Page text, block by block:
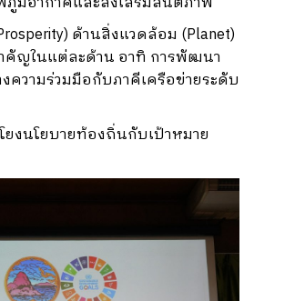
ด้านสิ่งแวดล้อม (Planet)
คัญในแต่ละด้าน อาทิ การพัฒนา
ความร่วมมือกับภาคีเครือข่ายระดับ
ยงนโยบายท้องถิ่นกับเป้าหมาย